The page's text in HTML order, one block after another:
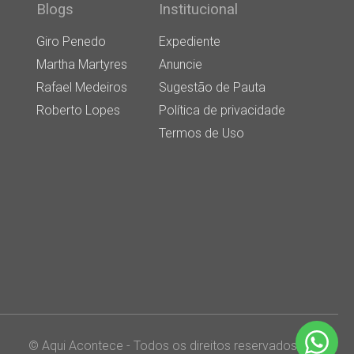
Blogs
Giro Penedo
Martha Martyres
Rafael Medeiros
Roberto Lopes
Institucional
Expediente
Anuncie
Sugestão de Pauta
Política de privacidade
Termos de Uso
© Aqui Acontece - Todos os direitos reservados